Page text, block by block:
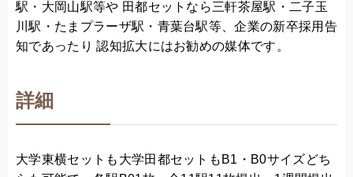
駅・大岡山駅等や 田都セットなら三軒茶屋駅・二子玉
川駅・たまプラーザ駅・青葉台駅等、企業の新卒採用告
知であったり 認知拡大にはお勧めの媒体です。
詳細
大学東横セットも大学田都セットもB1・B0サイズどち